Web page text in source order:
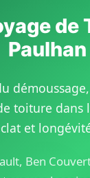
de
Paulhan
toiture dans
et
Ben